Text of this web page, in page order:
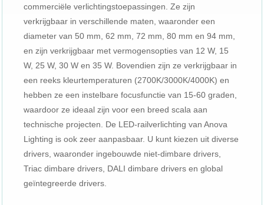
commerciële verlichtingstoepassingen. Ze zijn
verkrijgbaar in verschillende maten, waaronder een
diameter van 50 mm, 62 mm, 72 mm, 80 mm en 94 mm,
en zijn verkrijgbaar met vermogensopties van 12 W, 15
W, 25 W, 30 W en 35 W. Bovendien zijn ze verkrijgbaar in
een reeks kleurtemperaturen (2700K/3000K/4000K) en
hebben ze een instelbare focusfunctie van 15-60 graden,
waardoor ze ideaal zijn voor een breed scala aan
technische projecten. De LED-railverlichting van Anova
Lighting is ook zeer aanpasbaar. U kunt kiezen uit diverse
drivers, waaronder ingebouwde niet-dimbare drivers,
Triac dimbare drivers, DALI dimbare drivers en global
geïntegreerde drivers.